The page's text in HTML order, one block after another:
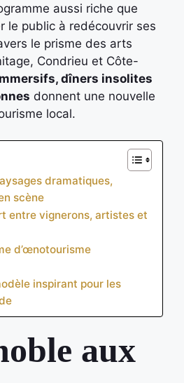
aussi riche que
le public à redécouvrir ses
le prisme des arts
Condrieu et Côte-
dîners insolites
donnent une nouvelle
local.
dramatiques,
scène
entre vignerons, artistes et
d’œnotourisme
inspirant pour les
aux